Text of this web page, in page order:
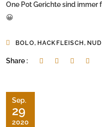
One Pot Gerichte sind
😀
BOLO, HACKFLEISCH,
Share :
Sep.
29
2020